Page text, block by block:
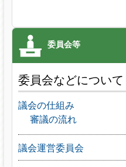
委員会などについて
議会の仕組み
審議の流れ
議会運営委員会